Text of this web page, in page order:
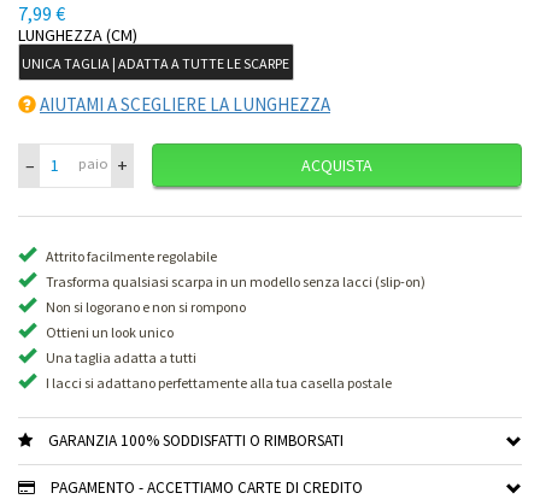
7,99 €
LUNGHEZZA (CM)
UNICA TAGLIA | ADATTA A TUTTE LE SCARPE
AIUTAMI A SCEGLIERE LA LUNGHEZZA
– paio + ACQUISTA
Attrito facilmente regolabile
Trasforma qualsiasi scarpa in un modello senza lacci (slip-on)
Non si logorano e non si rompono
Ottieni un look unico
Una taglia adatta a tutti
I lacci si adattano perfettamente alla tua casella postale
GARANZIA 100% SODDISFATTI O RIMBORSATI
PAGAMENTO - ACCETTIAMO CARTE DI CREDITO